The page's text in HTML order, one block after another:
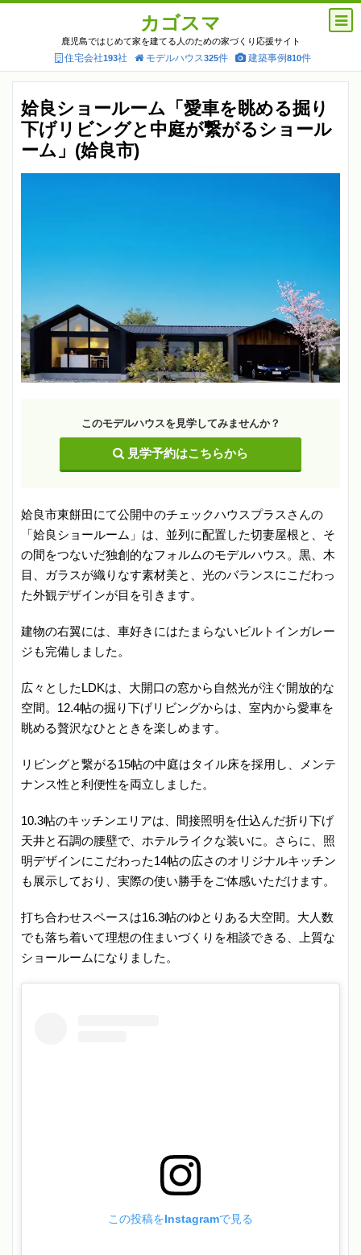
カゴスマ
鹿児島ではじめて家を建てる人のための家づくり応援サイト
住宅会社193社 モデルハウス325件 建築事例810件
姶良ショールーム「愛車を眺める掘り
下げリビングと中庭が繋がるショール
ーム」(姶良市)
このモデルハウスを見学してみませんか？
見学予約はこちらから
姶良市東餅田にて公開中のチェックハウスプラスさんの
「姶良ショールーム」は、並列に配置した切妻屋根と、そ
の間をつないだ独創的なフォルムのモデルハウス。黒、木
目、ガラスが織りなす素材美と、光のバランスにこだわっ
た外観デザインが目を引きます。
建物の右翼には、車好きにはたまらないビルトインガレー
ジも完備しました。
広々としたLDKは、大開口の窓から自然光が注ぐ開放的な
空間。12.4帖の掘り下げリビングからは、室内から愛車を
眺める贅沢なひとときを楽しめます。
リビングと繋がる15帖の中庭はタイル床を採用し、メンテ
ナンス性と利便性を両立しました。
10.3帖のキッチンエリアは、間接照明を仕込んだ折り下げ
天井と石調の腰壁で、ホテルライクな装いに。さらに、照
明デザインにこだわった14帖の広さのオリジナルキッチン
も展示しており、実際の使い勝手をご体感いただけます。
打ち合わせスペースは16.3帖のゆとりある大空間。大人数
でも落ち着いて理想の住まいづくりを相談できる、上質な
ショールームになりました。
この投稿をInstagramで見る